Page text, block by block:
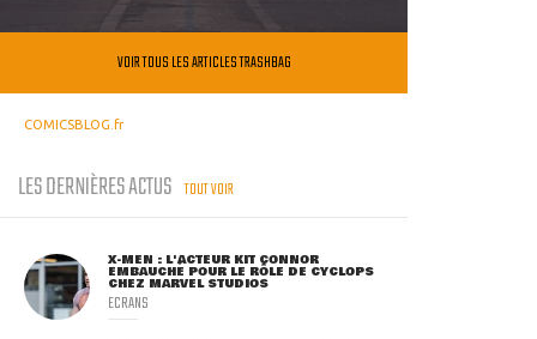
VOIR TOUS LES ARTICLES TRASHBAG
COMICSBLOG.fr
LES DERNIÈRES ACTUS TOUT VOIR
X-MEN : L'ACTEUR KIT CONNOR
EMBAUCHÉ POUR LE RÔLE DE CYCLOPS
CHEZ MARVEL STUDIOS
ECRANS